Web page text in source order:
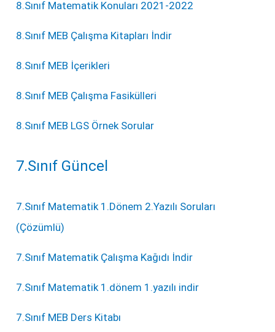
8.Sınıf Matematik Konuları 2021-2022
8.Sınıf MEB Çalışma Kitapları İndir
8.Sınıf MEB İçerikleri
8.Sınıf MEB Çalışma Fasikülleri
8.Sınıf MEB LGS Örnek Sorular
7.Sınıf Güncel
7.Sınıf Matematik 1.Dönem 2.Yazılı Soruları
(Çözümlü)
7.Sınıf Matematik Çalışma Kağıdı İndir
7.Sınıf Matematik 1.dönem 1.yazılı indir
7.Sınıf MEB Ders Kitabı